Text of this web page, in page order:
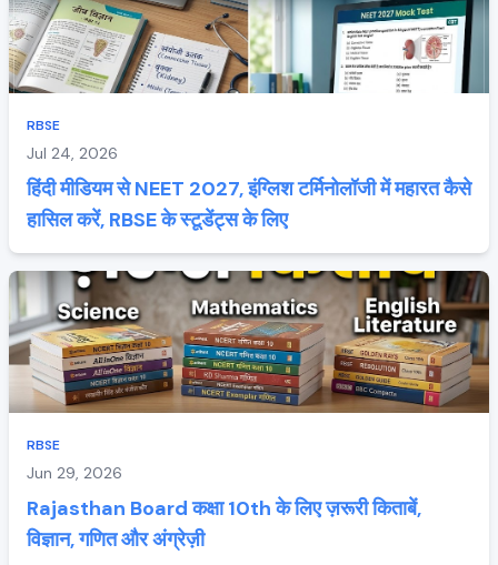
RBSE
Jul 24, 2026
हिंदी मीडियम से NEET 2027, इंग्लिश टर्मिनोलॉजी में महारत कैसे
हासिल करें, RBSE के स्टूडेंट्स के लिए
RBSE
Jun 29, 2026
Rajasthan Board कक्षा 10th के लिए ज़रूरी किताबें,
विज्ञान, गणित और अंग्रेज़ी